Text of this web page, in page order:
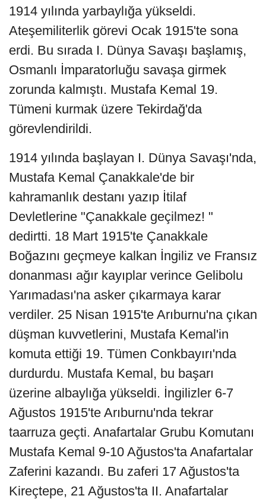
1914 yılında yarbaylığa yükseldi.
Ateşemiliterlik görevi Ocak 1915'te sona
erdi. Bu sırada I. Dünya Savaşı başlamış,
Osmanlı İmparatorluğu savaşa girmek
zorunda kalmıştı. Mustafa Kemal 19.
Tümeni kurmak üzere Tekirdağ'da
görevlendirildi.
1914 yılında başlayan I. Dünya Savaşı'nda,
Mustafa Kemal Çanakkale'de bir
kahramanlık destanı yazıp İtilaf
Devletlerine "Çanakkale geçilmez! "
dedirtti. 18 Mart 1915'te Çanakkale
Boğazını geçmeye kalkan İngiliz ve Fransız
donanması ağır kayıplar verince Gelibolu
Yarımadası'na asker çıkarmaya karar
verdiler. 25 Nisan 1915'te Arıburnu'na çıkan
düşman kuvvetlerini, Mustafa Kemal'in
komuta ettiği 19. Tümen Conkbayırı'nda
durdurdu. Mustafa Kemal, bu başarı
üzerine albaylığa yükseldi. İngilizler 6-7
Ağustos 1915'te Arıburnu'nda tekrar
taarruza geçti. Anafartalar Grubu Komutanı
Mustafa Kemal 9-10 Ağustos'ta Anafartalar
Zaferini kazandı. Bu zaferi 17 Ağustos'ta
Kireçtepe, 21 Ağustos'ta II. Anafartalar